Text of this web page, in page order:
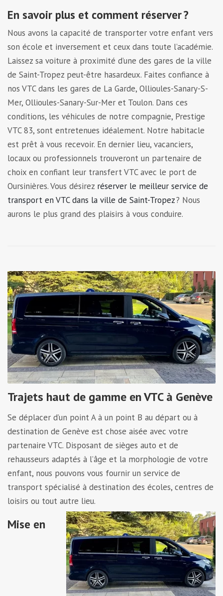
En savoir plus et comment réserver ?
Nous avons la capacité de transporter votre enfant vers
son école et inversement et ceux dans toute l’académie.
Laissez sa voiture à proximité d’une des gares de la ville
de Saint-Tropez peut-être hasardeux. Faites confiance à
nos VTC dans les gares de La Garde, Ollioules-Sanary-S-
Mer, Ollioules-Sanary-Sur-Mer et Toulon. Dans ces
conditions, les véhicules de notre compagnie, Prestige
VTC 83, sont entretenues idéalement. Notre habitacle
est prêt à vous recevoir. En dernier lieu, vacanciers,
locaux ou professionnels trouveront un partenaire de
choix en confiant leur transfert VTC avec le port de
Oursinières. Vous désirez réserver le meilleur service de
transport en VTC dans la ville de Saint-Tropez? Nous
aurons le plus grand des plaisirs à vous conduire.
Trajets haut de gamme en VTC à Genève
Se déplacer d’un point A à un point B au départ ou à
destination de Genève est chose aisée avec votre
partenaire VTC. Disposant de sièges auto et de
rehausseurs adaptés à l’âge et la morphologie de votre
enfant, nous pouvons vous fournir un service de
transport spécialisé à destination des écoles, centres de
loisirs ou tout autre lieu.
Mise en